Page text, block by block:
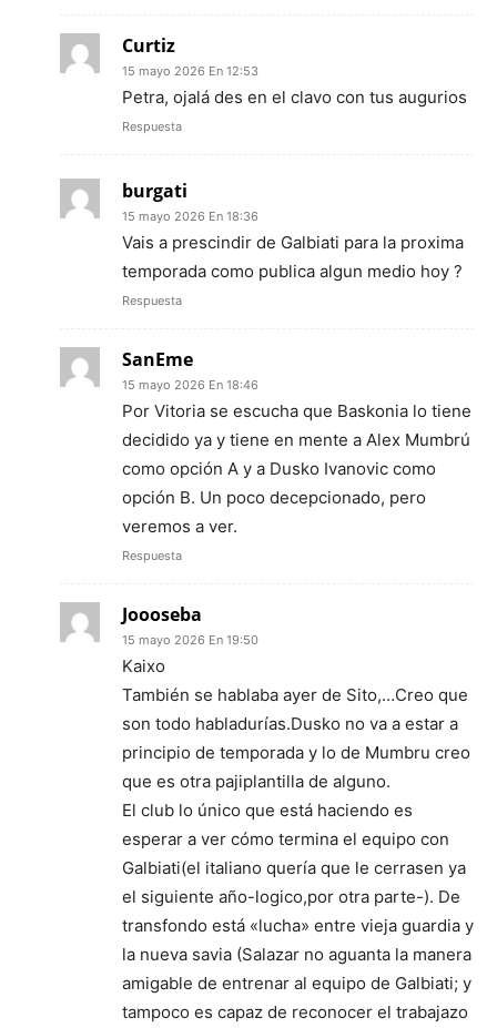
Curtiz
15 mayo 2026 En 12:53
Petra, ojalá des en el clavo con tus augurios
Respuesta
burgati
15 mayo 2026 En 18:36
Vais a prescindir de Galbiati para la proxima
temporada como publica algun medio hoy ?
Respuesta
SanEme
15 mayo 2026 En 18:46
Por Vitoria se escucha que Baskonia lo tiene
decidido ya y tiene en mente a Alex Mumbrú
como opción A y a Dusko Ivanovic como
opción B. Un poco decepcionado, pero
veremos a ver.
Respuesta
Joooseba
15 mayo 2026 En 19:50
Kaixo
También se hablaba ayer de Sito,…Creo que
son todo habladurías.Dusko no va a estar a
principio de temporada y lo de Mumbru creo
que es otra pajiplantilla de alguno.
El club lo único que está haciendo es
esperar a ver cómo termina el equipo con
Galbiati(el italiano quería que le cerrasen ya
el siguiente año-logico,por otra parte-). De
transfondo está «lucha» entre vieja guardia y
la nueva savia (Salazar no aguanta la manera
amigable de entrenar al equipo de Galbiati; y
tampoco es capaz de reconocer el trabajazo